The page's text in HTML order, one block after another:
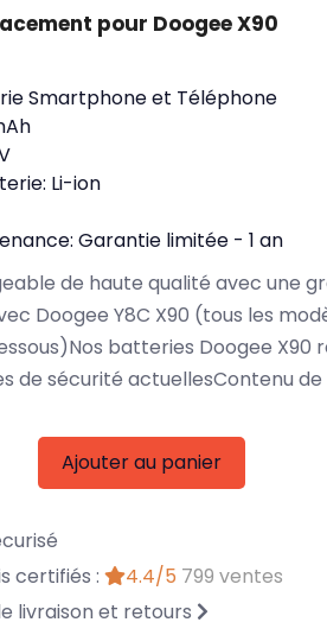
pour Doogee X90
Smartphone et Téléphone
Li-ion
Garantie limitée - 1 an
de haute qualité avec une
Doogee Y8C X90 (tous les
batteries Doogee X90
de sécurité actuellesContenu de
Ajouter au panier
certifiés :
4.4/5 799 ventes
livraison et retours